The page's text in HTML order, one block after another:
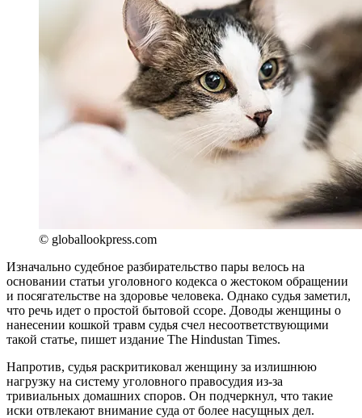
© globallookpress.com
Изначально судебное разбирательство пары велось на
основании статьи уголовного кодекса о жестоком обращении
и посягательстве на здоровье человека. Однако судья заметил,
что речь идет о простой бытовой ссоре. Доводы женщины о
нанесении кошкой травм судья счел несоответствующими
такой статье, пишет издание The Hindustan Times.
Напротив, судья раскритиковал женщину за излишнюю
нагрузку на систему уголовного правосудия из-за
тривиальных домашних споров. Он подчеркнул, что такие
иски отвлекают внимание суда от более насущных дел.